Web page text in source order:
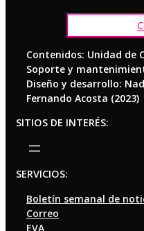
Contenidos: Unidad de
Soporte y
Diseño y desarrollo:
Fernando Acosta (2023)
SITIOS DE INTERÉS:
SERVICIOS:
Boletín semanal de
Correo
EVA